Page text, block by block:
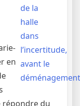
de la
halle
dans
l’incertitude,
avant le
déménagement
en
répondre du